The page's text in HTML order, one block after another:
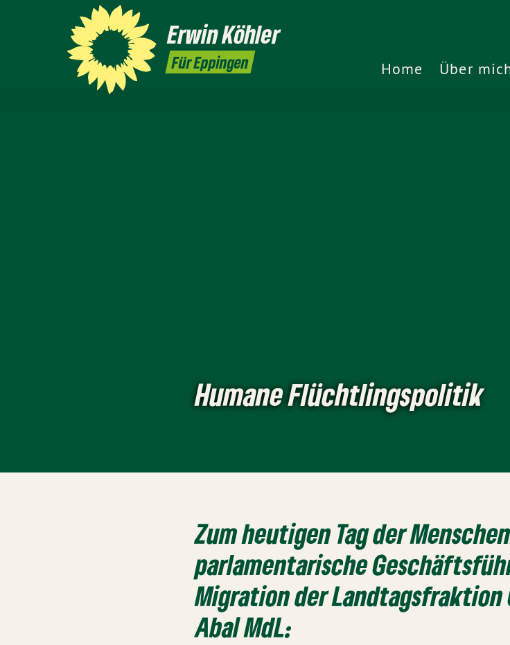
ErwinKöhler
Für Eppingen Home Über
Humane Flüchtlingspolitik
Zum heutigenTag der
parlamentarische
Migration der Landtagsfraktion
AbalMdL: